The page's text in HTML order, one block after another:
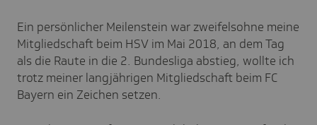
Ein persönlicher Meilenstein war zweifelsohne meine
Mitgliedschaft beim HSV im Mai 2018, an dem Tag
als die Raute in die 2. Bundesliga abstieg, wollte ich
trotz meiner langjährigen Mitgliedschaft beim FC
Bayern ein Zeichen setzen.